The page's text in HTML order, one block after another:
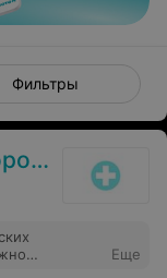
Фильтры
Еще